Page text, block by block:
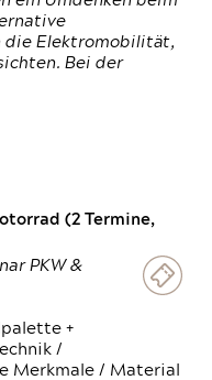
die Elektromobilität,
Bei der
(2 Termine,
PKW &
+
/
Merkmale / Material